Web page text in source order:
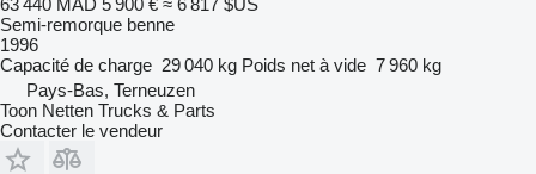
63 440 MAD 5 900 € ≈ 6 817 $US
Semi-remorque benne
1996
Capacité de charge 29 040 kg Poids net à vide 7 960 kg
Pays-Bas, Terneuzen
Toon Netten Trucks & Parts
Contacter le vendeur